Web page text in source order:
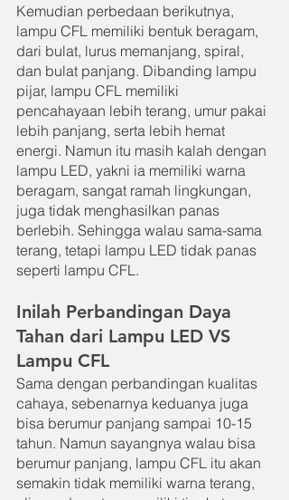
Kemudian perbedaan berikutnya,
lampu CFL memiliki bentuk beragam,
dari bulat, lurus memanjang, spiral,
dan bulat panjang. Dibanding lampu
pijar, lampu CFL memiliki
pencahayaan lebih terang, umur pakai
lebih panjang, serta lebih hemat
energi. Namun itu masih kalah dengan
lampu LED, yakni ia memiliki warna
beragam, sangat ramah lingkungan,
juga tidak menghasilkan panas
berlebih. Sehingga walau sama-sama
terang, tetapi lampu LED tidak panas
seperti lampu CFL.
Inilah Perbandingan Daya
Tahan dari Lampu LED VS
Lampu CFL
Sama dengan perbandingan kualitas
cahaya, sebenarnya keduanya juga
bisa berumur panjang sampai 10-15
tahun. Namun sayangnya walau bisa
berumur panjang, lampu CFL itu akan
semakin tidak memiliki warna terang,